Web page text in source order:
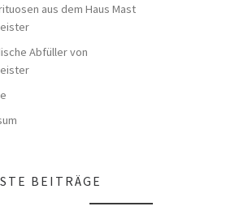
aus dem Haus Mast
Abfüller von
BEITRÄGE